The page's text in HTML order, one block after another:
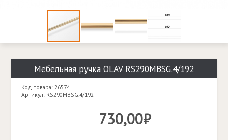
Мебельная ручка OLAV RS290MBSG.4/192
Код товара: 26574
Артикул: RS290MBSG.4/192
730,00₽